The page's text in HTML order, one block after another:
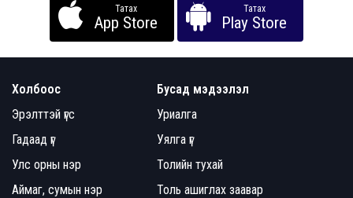
Татах
App Store
Татах
Play Store
Холбоос
Эрэлттэй үгс
Гадаад үг
Улс орны нэр
Аймаг, сумын нэр
Бусад мэдээлэл
Уриалга
Уялга үг
Толийн тухай
Толь ашиглах заавар